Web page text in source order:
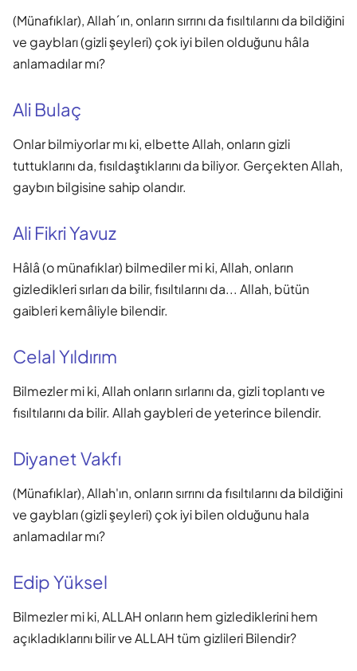
(Münafıklar), Allah´ın, onların sırrını da fısıltılarını da bildiğini
ve gaybları (gizli şeyleri) çok iyi bilen olduğunu hâla
anlamadılar mı?
Ali Bulaç
Onlar bilmiyorlar mı ki, elbette Allah, onların gizli
tuttuklarını da, fısıldaştıklarını da biliyor. Gerçekten Allah,
gaybın bilgisine sahip olandır.
Ali Fikri Yavuz
Hâlâ (o münafıklar) bilmediler mi ki, Allah, onların
gizledikleri sırları da bilir, fısıltılarını da... Allah, bütün
gaibleri kemâliyle bilendir.
Celal Yıldırım
Bilmezler mi ki, Allah onların sırlarını da, gizli toplantı ve
fısıltılarını da bilir. Allah gaybleri de yeterince bilendir.
Diyanet Vakfı
(Münafıklar), Allah'ın, onların sırrını da fısıltılarını da bildiğini
ve gaybları (gizli şeyleri) çok iyi bilen olduğunu hala
anlamadılar mı?
Edip Yüksel
Bilmezler mi ki, ALLAH onların hem gizlediklerini hem
açıkladıklarını bilir ve ALLAH tüm gizlileri Bilendir?